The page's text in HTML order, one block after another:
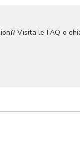
Visita le FAQ o